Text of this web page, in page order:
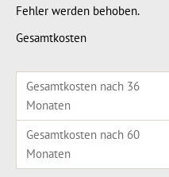
Fehler werden behoben.
Gesamtkosten
Gesamtkosten nach 36
Monaten
Gesamtkosten nach 60
Monaten